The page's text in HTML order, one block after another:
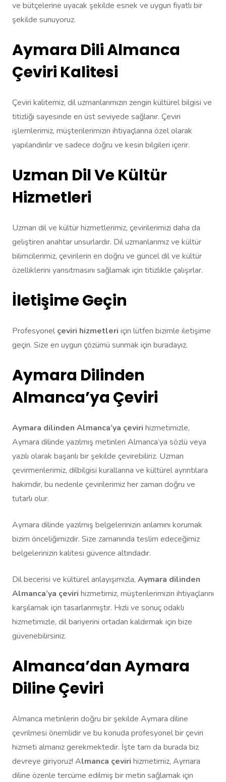
ve bütçelerine uyacak şekilde esnek ve uygun fiyatlı bir
şekilde sunuyoruz.
Aymara Dili Almanca
Çeviri Kalitesi
Çeviri kalitemiz, dil uzmanlarımızın zengin kültürel bilgisi ve
titizliği sayesinde en üst seviyede sağlanır. Çeviri
işlemlerimiz, müşterilerimizin ihtiyaçlarına özel olarak
yapılandırılır ve sadece doğru ve kesin bilgileri içerir.
Uzman Dil Ve Kültür
Hizmetleri
Uzman dil ve kültür hizmetlerimiz, çevirilerimizi daha da
geliştiren anahtar unsurlardır. Dil uzmanlarımız ve kültür
bilimcilerimiz, çevirilerin en doğru ve güncel dil ve kültür
özelliklerini yansıtmasını sağlamak için titizlikle çalışırlar.
İletişime Geçin
Profesyonel çeviri hizmetleri için lütfen bizimle iletişime
geçin. Size en uygun çözümü sunmak için buradayız.
Aymara Dilinden
Almanca’ya Çeviri
Aymara dilinden Almanca’ya çeviri hizmetimizle,
Aymara dilinde yazılmış metinleri Almanca’ya sözlü veya
yazılı olarak başarılı bir şekilde çevirebiliriz. Uzman
çevirmenlerimiz, dilbilgisi kurallarına ve kültürel ayrıntılara
hakimdir, bu nedenle çevirilerimiz her zaman doğru ve
tutarlı olur.
Aymara dilinde yazılmış belgelerinizin anlamını korumak
bizim önceliğimizdir. Size zamanında teslim edeceğimiz
belgelerinizin kalitesi güvence altındadır.
Dil becerisi ve kültürel anlayışımızla, Aymara dilinden
Almanca’ya çeviri hizmetimiz, müşterilerimizin ihtiyaçlarını
karşılamak için tasarlanmıştır. Hızlı ve sonuç odaklı
hizmetimizle, dil bariyerini ortadan kaldırmak için bize
güvenebilirsiniz.
Almanca’dan Aymara
Diline Çeviri
Almanca metinlerin doğru bir şekilde Aymara diline
çevrilmesi önemlidir ve bu konuda profesyonel bir çeviri
hizmeti almanız gerekmektedir. İşte tam da burada biz
devreye giriyoruz! Almanca çeviri hizmetimiz, Aymara
diline özenle tercüme edilmiş bir metin sağlamak için